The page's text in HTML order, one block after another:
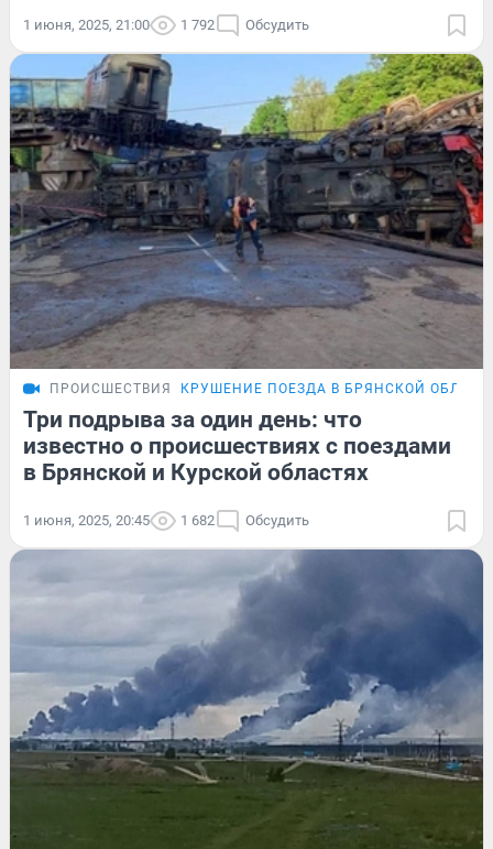
1 июня, 2025, 21:00 1 792 Обсудить
ПРОИСШЕСТВИЯ КРУШЕНИЕ ПОЕЗДА В БРЯНСКОЙ
Три подрыва за один день: что
известно о происшествиях с поездами
в Брянской и Курской областях
1 июня, 2025, 20:45 1 682 Обсудить